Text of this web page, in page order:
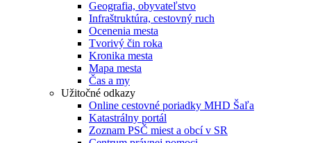
Geografia, obyvateľstvo
Infraštruktúra, cestovný ruch
Ocenenia mesta
Tvorivý čin roka
Kronika mesta
Mapa mesta
Čas a my
Užitočné odkazy
Online cestovné poriadky MHD Šaľa
Katastrálny portál
Zoznam PSČ miest a obcí v SR